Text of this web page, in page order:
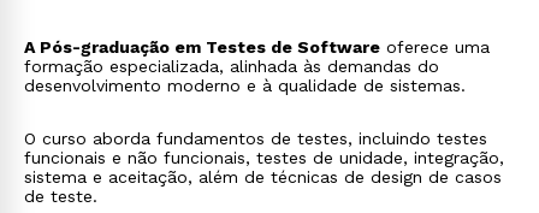
A Pós-graduação em Testes de Software oferece uma
formação especializada, alinhada às demandas do
desenvolvimento moderno e à qualidade de sistemas.
O curso aborda fundamentos de testes, incluindo testes
funcionais e não funcionais, testes de unidade, integração,
sistema e aceitação, além de técnicas de design de casos
de teste.